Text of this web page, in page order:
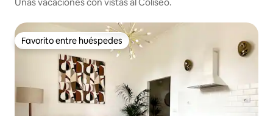
Unas vacaciones con vistas al Coliseo.
Favorito entre huéspedes
Favorito entre huéspedes